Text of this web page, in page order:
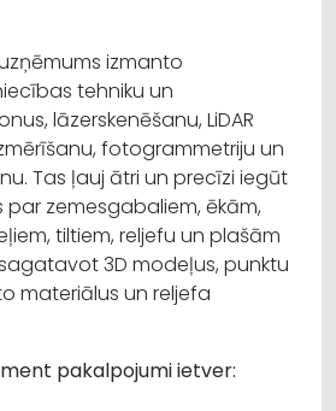
izmanto
tehniku un
lāzerskenēšanu, LiDAR
fotogrammetriju un
Tas ļauj ātri un precīzi iegūt
zemesgabaliem, ēkām,
tiltiem, reljefu un plašām
3D modeļus, punktu
materiālus un reljefa
pakalpojumi ietver: